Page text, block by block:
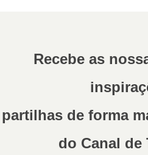
Recebe as
partilhas de forma
do Canal de